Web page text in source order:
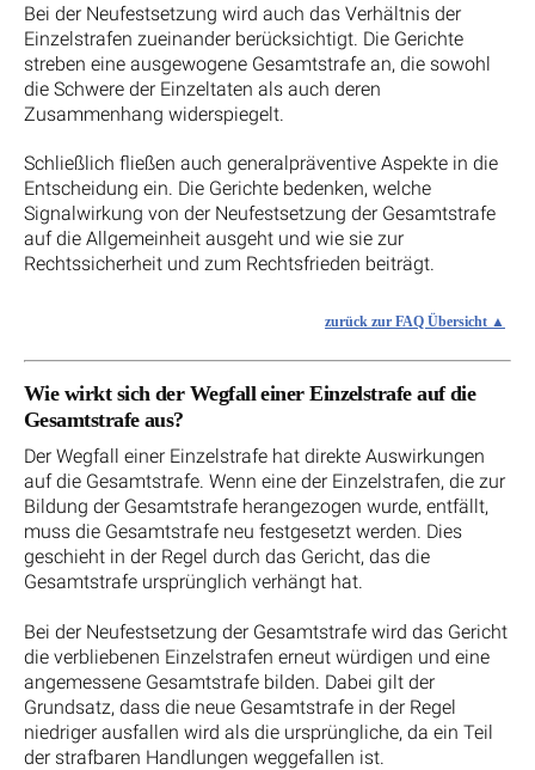
Bei der Neufestsetzung wird auch das Verhältnis der
Einzelstrafen zueinander berücksichtigt. Die Gerichte
streben eine ausgewogene Gesamtstrafe an, die sowohl
die Schwere der Einzeltaten als auch deren
Zusammenhang widerspiegelt.
Schließlich fließen auch generalpräventive Aspekte in die
Entscheidung ein. Die Gerichte bedenken, welche
Signalwirkung von der Neufestsetzung der Gesamtstrafe
auf die Allgemeinheit ausgeht und wie sie zur
Rechtssicherheit und zum Rechtsfrieden beiträgt.
zurück zur FAQ Übersicht
Wie wirkt sich der Wegfall einer Einzelstrafe auf die
Gesamtstrafe aus?
Der Wegfall einer Einzelstrafe hat direkte Auswirkungen
auf die Gesamtstrafe. Wenn eine der Einzelstrafen, die zur
Bildung der Gesamtstrafe herangezogen wurde, entfällt,
muss die Gesamtstrafe neu festgesetzt werden. Dies
geschieht in der Regel durch das Gericht, das die
Gesamtstrafe ursprünglich verhängt hat.
Bei der Neufestsetzung der Gesamtstrafe wird das Gericht
die verbliebenen Einzelstrafen erneut würdigen und eine
angemessene Gesamtstrafe bilden. Dabei gilt der
Grundsatz, dass die neue Gesamtstrafe in der Regel
niedriger ausfallen wird als die ursprüngliche, da ein Teil
der strafbaren Handlungen weggefallen ist.